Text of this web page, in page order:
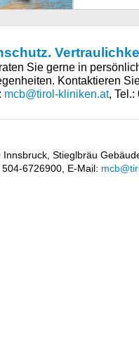
Sie gerne in
Kontaktieren
mcb@tirol-kliniken.at, Tel.:
Stieglbräu
6726900, E-Mail: